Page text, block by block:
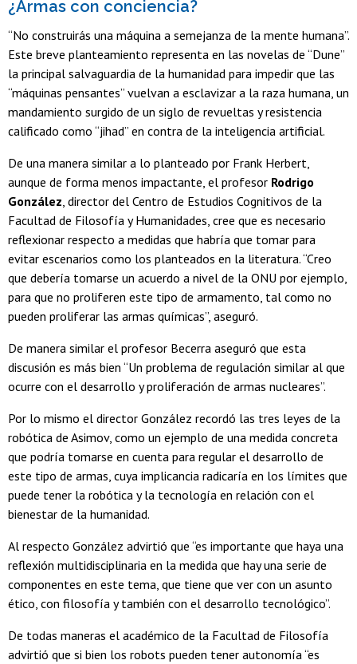
¿Armas con conciencia?
“No construirás una máquina a semejanza de la mente humana”.
Este breve planteamiento representa en las novelas de “Dune”
la principal salvaguardia de la humanidad para impedir que las
“máquinas pensantes” vuelvan a esclavizar a la raza humana, un
mandamiento surgido de un siglo de revueltas y resistencia
calificado como “jihad” en contra de la inteligencia artificial.
De una manera similar a lo planteado por Frank Herbert,
aunque de forma menos impactante, el profesor Rodrigo
González , director del Centro de Estudios Cognitivos de la
Facultad de Filosofía y Humanidades, cree que es necesario
reflexionar respecto a medidas que habría que tomar para
evitar escenarios como los planteados en la literatura. “Creo
que debería tomarse un acuerdo a nivel de la ONU por ejemplo,
para que no proliferen este tipo de armamento, tal como no
pueden proliferar las armas químicas”, aseguró.
De manera similar el profesor Becerra aseguró que esta
discusión es más bien “Un problema de regulación similar al que
ocurre con el desarrollo y proliferación de armas nucleares”.
Por lo mismo el director González recordó las tres leyes de la
robótica de Asimov, como un ejemplo de una medida concreta
que podría tomarse en cuenta para regular el desarrollo de
este tipo de armas, cuya implicancia radicaría en los límites que
puede tener la robótica y la tecnología en relación con el
bienestar de la humanidad.
Al respecto González advirtió que “es importante que haya una
reflexión multidisciplinaria en la medida que hay una serie de
componentes en este tema, que tiene que ver con un asunto
ético, con filosofía y también con el desarrollo tecnológico”.
De todas maneras el académico de la Facultad de Filosofía
advirtió que si bien los robots pueden tener autonomía “es